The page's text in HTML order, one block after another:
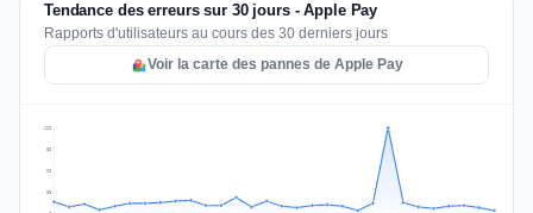
Tendance des erreurs sur 30 jours - Apple Pay
Rapports d'utilisateurs au cours des 30 derniers jours
Voir la carte des pannes de Apple Pay
30
60
89
119